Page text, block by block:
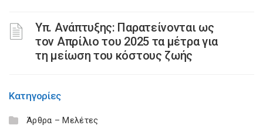
Υπ. Ανάπτυξης: Παρατείνονται ως
τον Απρίλιο του 2025 τα μέτρα για
τη μείωση του κόστους ζωής
Κατηγορίες
Άρθρα – Μελέτες